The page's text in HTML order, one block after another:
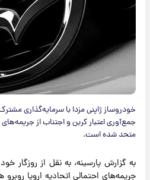
خودروساز ژاپنی مزدا با سرمایه‌گذاری
جمع‌آوری اعتبار کربن و اجتناب از جریمه‌های
متحد شده است.
به گزارش پارسینه، به نقل از روزگار
جریمه‌های احتمالی اتحادیه اروپا